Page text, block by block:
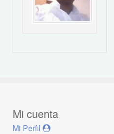
Mi cuenta
Mi Perfil